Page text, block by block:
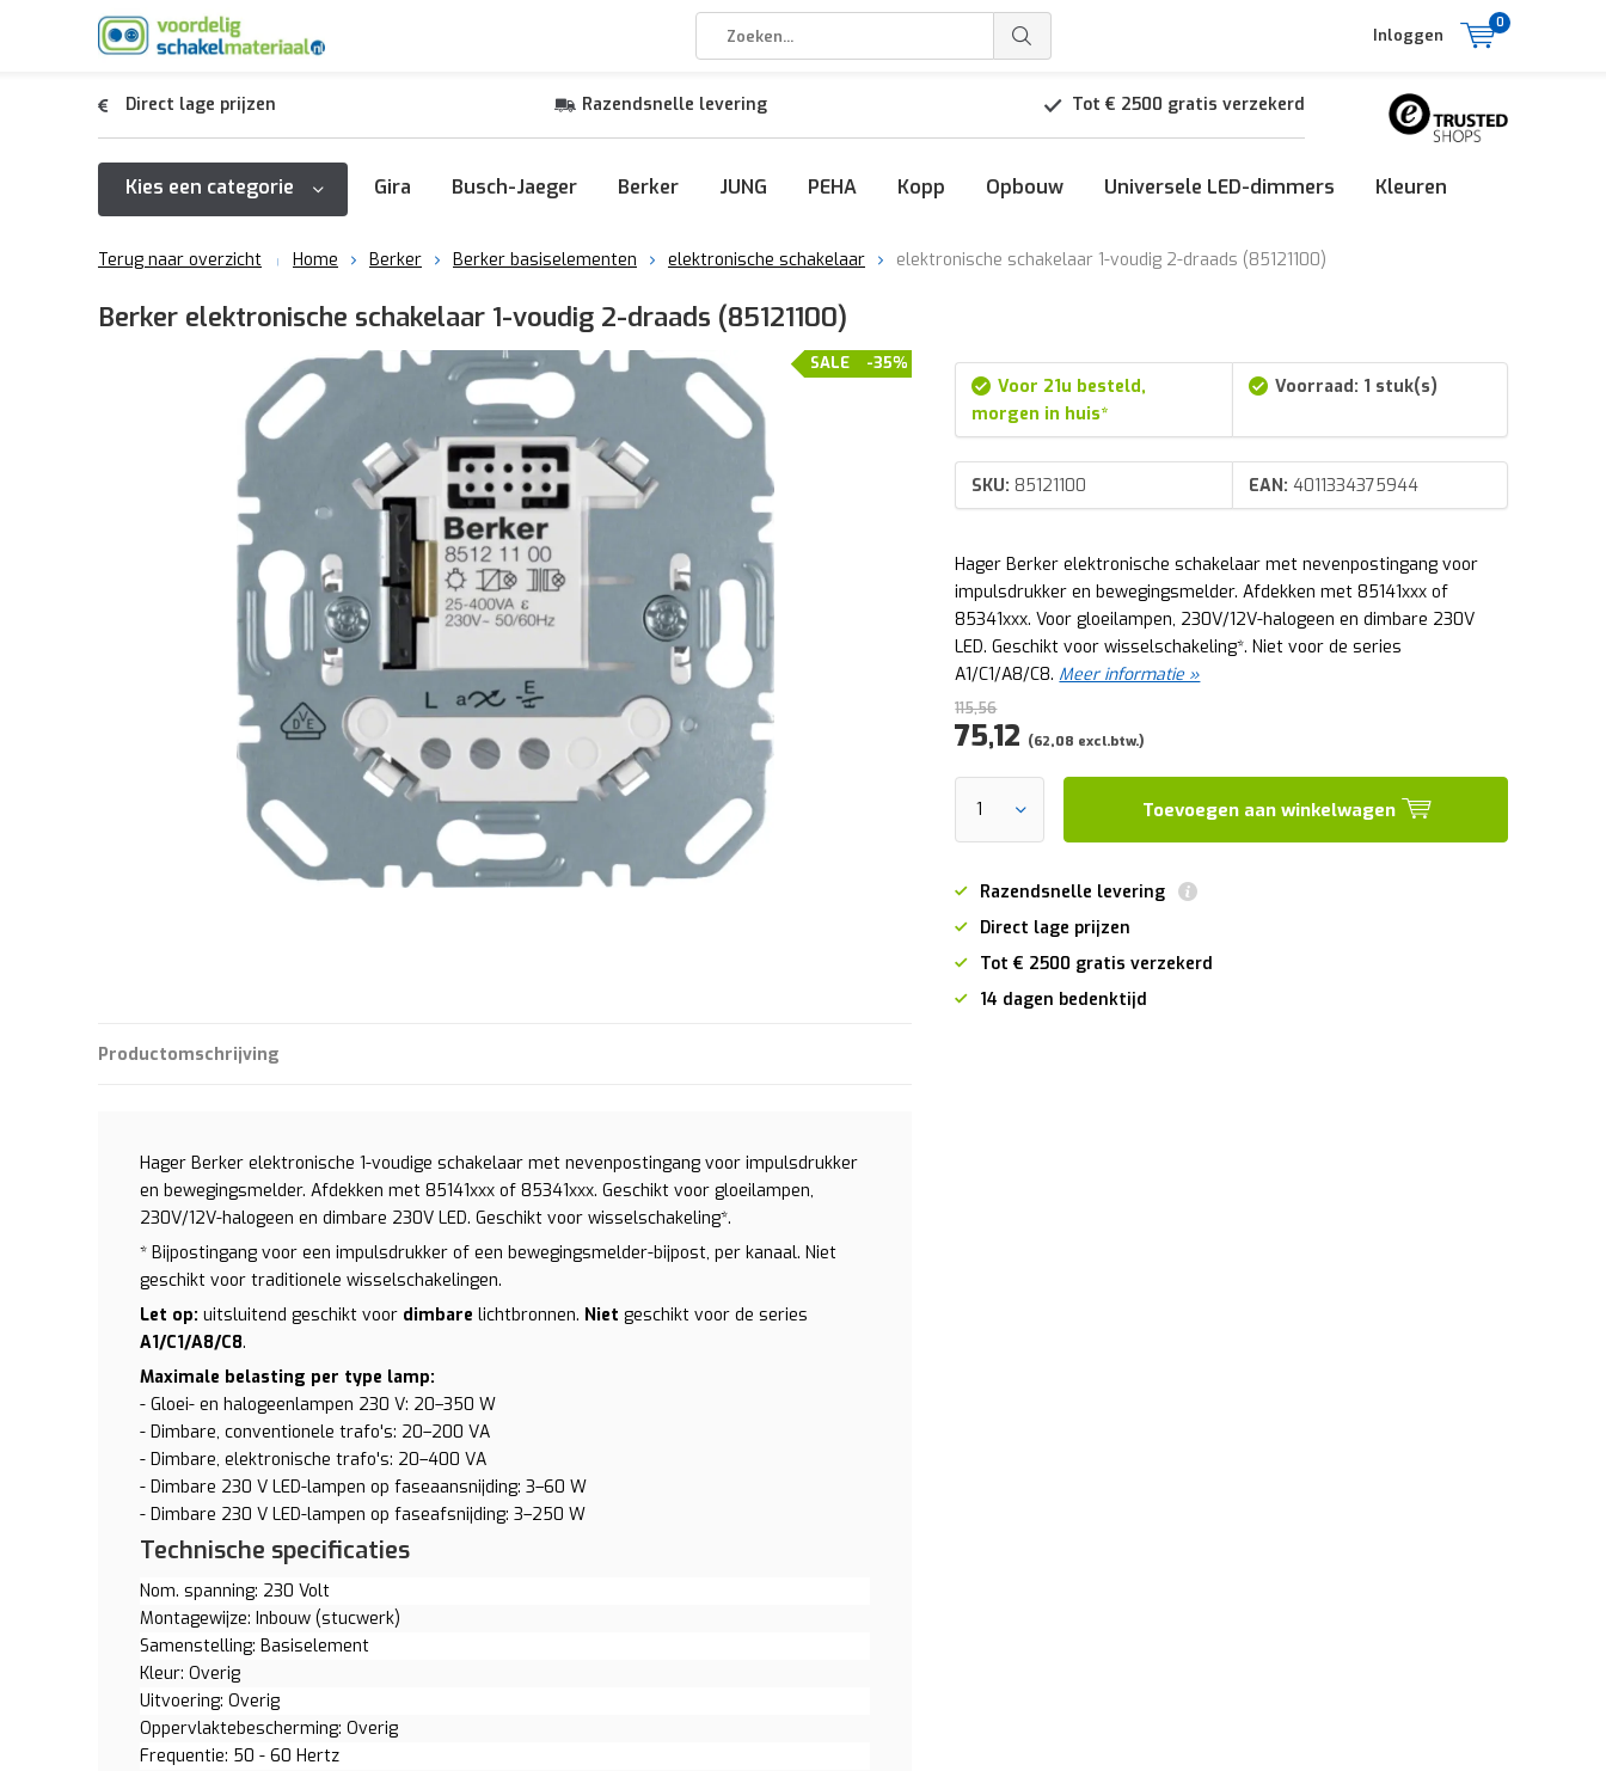
Inloggen
0
Direct lage prijzen Razendsnelle levering Tot € 2500 gratis verzekerd
Kies een categorie Gira Busch-Jaeger Berker JUNG PEHA Kopp Opbouw Universele LED-dimmers Kleuren
Terug naar overzicht Home Berker Berker basiselementen elektronische schakelaar elektronische schakelaar 1-voudig 2-draads (85121100)
Berker elektronische schakelaar 1-voudig 2-draads (85121100)
-35%
SALE
Voor 21u besteld,
morgen in huis*
Voorraad: 1 stuk(s)
SKU: 85121100 EAN: 4011334375944
Hager Berker elektronische schakelaar met nevenpostingang voor
impulsdrukker en bewegingsmelder. Afdekken met 85141xxx of
85341xxx. Voor gloeilampen, 230V/12V-halogeen en dimbare 230V
LED. Geschikt voor wisselschakeling*. Niet voor de series
A1/C1/A8/C8. Meer informatie »
115,56
75,12 (62,08 excl.btw.)
Toevoegen aan winkelwagen
Razendsnelle levering
Direct lage prijzen
Tot € 2500 gratis verzekerd
14 dagen bedenktijd
Productomschrijving
Hager Berker elektronische 1-voudige schakelaar met nevenpostingang voor impulsdrukker
en bewegingsmelder. Afdekken met 85141xxx of 85341xxx. Geschikt voor gloeilampen,
230V/12V-halogeen en dimbare 230V LED. Geschikt voor wisselschakeling*.
* Bijpostingang voor een impulsdrukker of een bewegingsmelder-bijpost, per kanaal. Niet
geschikt voor traditionele wisselschakelingen.
Let op: uitsluitend geschikt voor dimbare lichtbronnen. Niet geschikt voor de series
A1/C1/A8/C8.
Maximale belasting per type lamp​:
- Gloei- en halogeenlampen 230 V: 20–350 W
- Dimbare, conventionele trafo's: 20–200 VA
- Dimbare, elektronische trafo's: 20–400 VA
- Dimbare 230 V LED-lampen op faseaansnijding: 3–60 W
- Dimbare 230 V LED-lampen op faseafsnijding: 3–250 W
Technische specificaties
Nom. spanning: 230 Volt
Montagewijze: Inbouw (stucwerk)
Samenstelling: Basiselement
Kleur: Overig
Uitvoering: Overig
Oppervlaktebescherming: Overig
Frequentie: 50 - 60 Hertz